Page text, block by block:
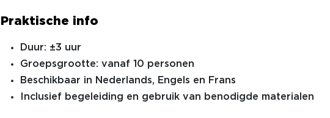
Praktische info
Duur: ±3 uur
Groepsgrootte: vanaf 10 personen
Beschikbaar in Nederlands, Engels en Frans
Inclusief begeleiding en gebruik van benodigde materialen